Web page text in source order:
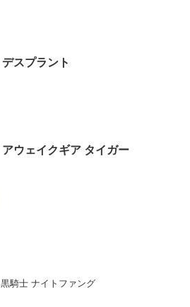
デスプラント
アウェイクギア タイガー
黒騎士 ナイトファング